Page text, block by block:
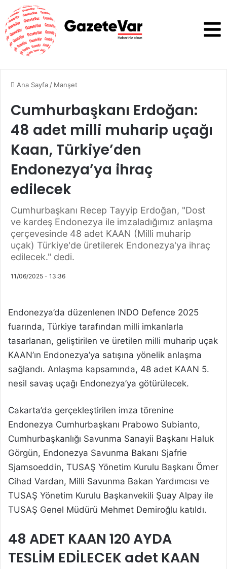
Ana Sayfa / Manşet
Cumhurbaşkanı Erdoğan:
48 adet milli muharip uçağı
Kaan, Türkiye’den
Endonezya’ya ihraç
edilecek
Cumhurbaşkanı Recep Tayyip Erdoğan, "Dost
ve kardeş Endonezya ile imzaladığımız anlaşma
çerçevesinde 48 adet KAAN (Milli muharip
uçak) Türkiye'de üretilerek Endonezya'ya ihraç
edilecek." dedi.
11/06/2025 - 13:36
Endonezya’da düzenlenen INDO Defence 2025
fuarında, Türkiye tarafından milli imkanlarla
tasarlanan, geliştirilen ve üretilen milli muharip uçak
KAAN’ın Endonezya’ya satışına yönelik anlaşma
sağlandı. Anlaşma kapsamında, 48 adet KAAN 5.
nesil savaş uçağı Endonezya’ya götürülecek.
Cakarta’da gerçekleştirilen imza törenine
Endonezya Cumhurbaşkanı Prabowo Subianto,
Cumhurbaşkanlığı Savunma Sanayii Başkanı Haluk
Görgün, Endonezya Savunma Bakanı Sjafrie
Sjamsoeddin, TUSAŞ Yönetim Kurulu Başkanı Ömer
Cihad Vardan, Milli Savunma Bakan Yardımcısı ve
TUSAŞ Yönetim Kurulu Başkanvekili Şuay Alpay ile
TUSAŞ Genel Müdürü Mehmet Demiroğlu katıldı.
48 ADET KAAN 120 AYDA
TESLİM EDİLECEK adet KAAN